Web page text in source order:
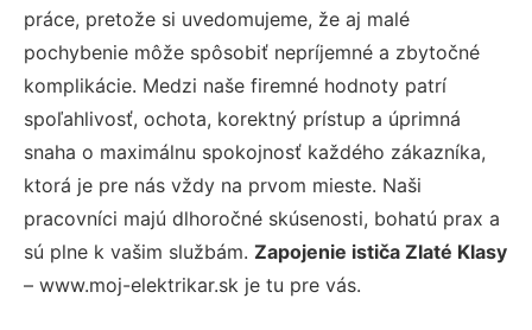
práce, pretože si uvedomujeme, že aj malé
pochybenie môže spôsobiť nepríjemné a zbytočné
komplikácie. Medzi naše firemné hodnoty patrí
spoľahlivosť, ochota, korektný prístup a úprimná
snaha o maximálnu spokojnosť každého zákazníka,
ktorá je pre nás vždy na prvom mieste. Naši
pracovníci majú dlhoročné skúsenosti, bohatú prax a
sú plne k vašim službám. Zapojenie ističa Zlaté Klasy
– www.moj-elektrikar.sk je tu pre vás.